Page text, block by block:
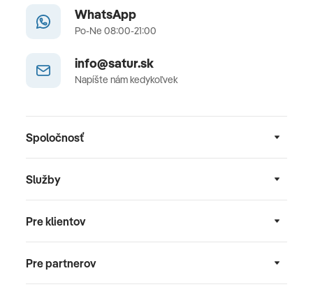
WhatsApp
Po-Ne 08:00-21:00
info@satur.sk
Napíšte nám kedykoľvek
Spoločnosť
Služby
Pre klientov
Pre partnerov